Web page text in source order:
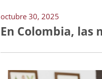
octubre 30, 2025
En Colombia,